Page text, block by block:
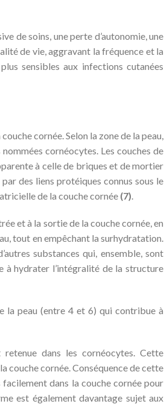
de soins, une perte d’autonomie, une
de vie, aggravant la fréquence et la
sensibles aux infections cutanées
cornée. Selon la zone de la peau,
cornéocytes. Les couches de
à celle de briques et de mortier
des liens protéiques connus sous le
de la couche cornée (7).
et à la sortie de la couche cornée, en
tout en empêchant la surhydratation.
substances qui, ensemble, sont
hydrater l’intégralité de la structure
la peau (entre 4 et 6) qui contribue à
retenue dans les cornéocytes. Cette
couche cornée. Conséquence de cette
dans la couche cornée pour
est également davantage sujet aux